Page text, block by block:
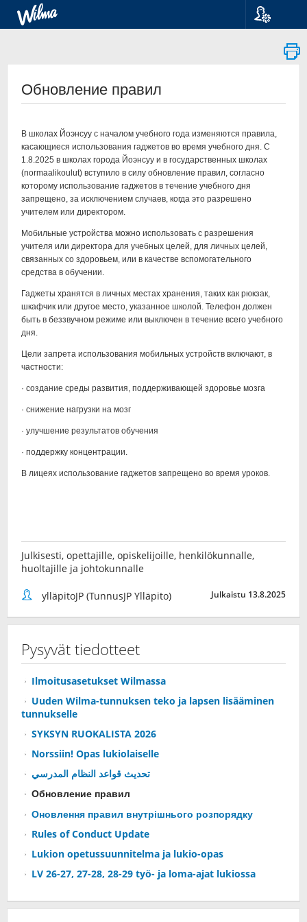
Suomi
Svenska
Обновление правил
Julkisesti, opettajille, opiskelijoille, henkilökunnalle,
huoltajille ja johtokunnalle
ylläpitoJP (TunnusJP Ylläpito) Julkaistu 13.8.2025
Pysyvät tiedotteet
Ilmoitusasetukset Wilmassa
Uuden Wilma-tunnuksen teko ja lapsen lisääminen
tunnukselle
SYKSYN RUOKALISTA 2026
Norssiin! Opas lukiolaiselle
تحديث قواعد النظام المدرسي
Обновление правил
Оновлення правил внутрішнього розпорядку
Rules of Conduct Update
Lukion opetussuunnitelma ja lukio-opas
LV 26-27, 27-28, 28-29 työ- ja loma-ajat lukiossa